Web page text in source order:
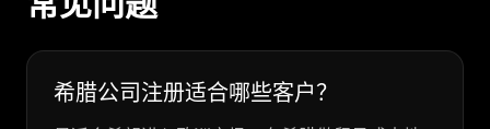
希腊公司注册适合哪些客户？